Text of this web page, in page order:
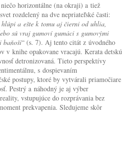
horizontálne (na okraji) a tiež
rozdelený na dve nepriateľské časti:
a ešte k tomu aj čierni od uhlia,
sú vraj gumoví gumáci s gumovými
baňoši“ (s. 7). Aj tento citát z úvodného
v knihe opakovane vracajú. Kerata detskú
detronizovaná. Tieto perspektívy
s dospievaním
postupy, ktoré by vytvárali priamočiare
Pestrý a náhodný je aj výber
vstupujúce do rozprávania bez
prekvapenia. Sledujeme skôr